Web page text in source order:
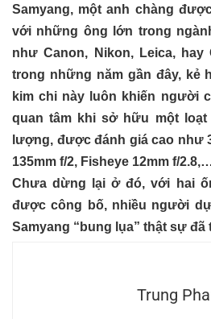
Samyang, một anh chàng
với những ông lớn trong
như Canon, Nikon, Leica, hay
trong những năm gần đây, kẻ
kim chi này luôn khiến người
quan tâm khi sở hữu một
lượng, được đánh giá cao như
135mm f/2, Fisheye 12mm f/
Chưa dừng lại ở đó, với hai
được công bố, nhiều người
Samyang “bung lụa” thật sự đã
Trung